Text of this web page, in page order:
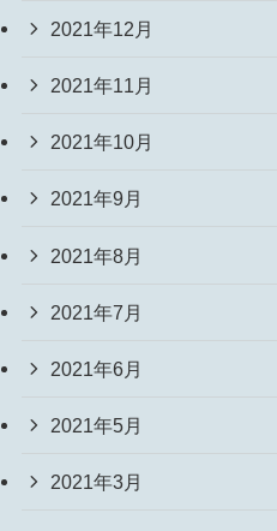
2021年12月
2021年11月
2021年10月
2021年9月
2021年8月
2021年7月
2021年6月
2021年5月
2021年3月